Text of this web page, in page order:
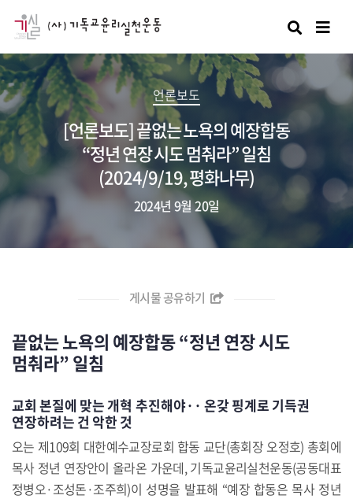
검색
언론보도
[언론보도] 끝없는 노욕의 예장합동
“정년 연장 시도 멈춰라” 일침
(2024/9/19, 평화나무)
2024년 9월 20일
게시물 공유하기
끝없는 노욕의 예장합동 “정년 연장 시도
멈춰라” 일침
교회 본질에 맞는 개혁 추진해야·· 온갖 핑계로 기득권
연장하려는 건 악한 것
오는 제109회 대한예수교장로회 합동 교단(총회장 오정호) 총회에
목사 정년 연장안이 올라온 가운데, 기독교윤리실천운동(공동대표
정병오·조성돈·조주희)이 성명을 발표해 “예장 합동은 목사 정년